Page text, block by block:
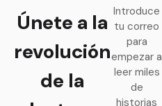
Únete a la
revolución
de la
Introduce
tu correo
para
empezar a
leer miles
de
historias